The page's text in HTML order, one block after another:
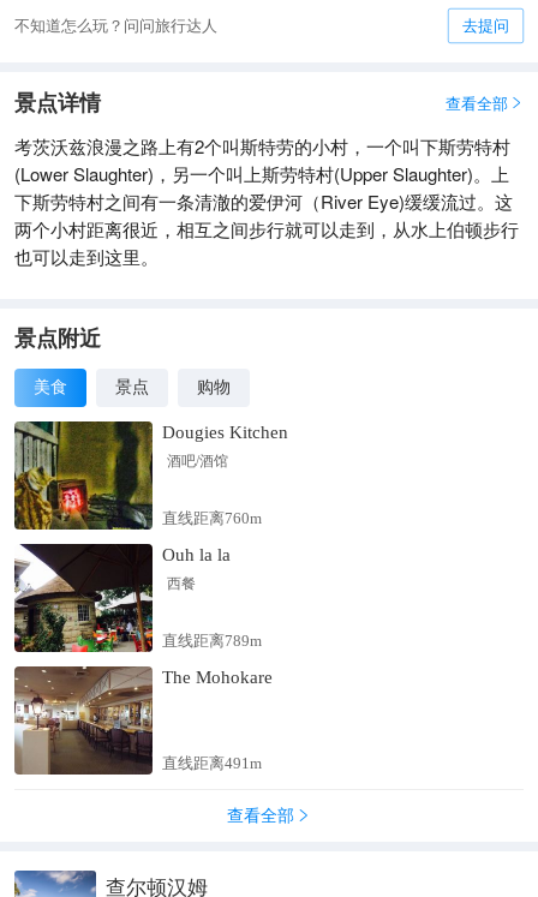
不知道怎么玩？问问旅行达人 去提问
景点详情 查看全部 
考茨沃兹浪漫之路上有2个叫斯特劳的小村，一个叫下斯劳特村
(Lower Slaughter)，另一个叫上斯劳特村(Upper Slaughter)。上
下斯劳特村之间有一条清澈的爱伊河（River Eye)缓缓流过。这
两个小村距离很近，相互之间步行就可以走到，从水上伯顿步行
也可以走到这里。
景点附近
美食 景点 购物
Dougies Kitchen
酒吧/酒馆
直线距离760m
Ouh la la
西餐
直线距离789m
The Mohokare
直线距离491m
查看全部 
查尔顿汉姆